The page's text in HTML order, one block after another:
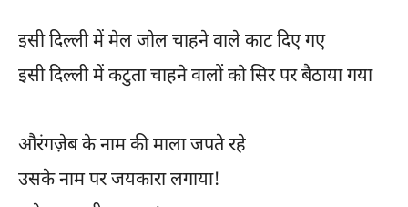
इसी दिल्ली में मेल जोल चाहने वाले काट दिए गए
इसी दिल्ली में कटुता चाहने वालों को सिर पर बैठाया गया
औरंगज़ेब के नाम की माला जपते रहे
उसके नाम पर जयकारा लगाया!